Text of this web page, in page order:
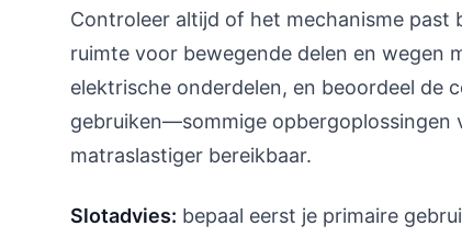
Controleer altijd of het mechanisme past
ruimte voor bewegende delen en wegen
elektrische onderdelen, en beoordeel de
gebruiken—sommige opbergoplossingen
matraslastiger bereikbaar.
Slotadvies: bepaal eerst je primaire